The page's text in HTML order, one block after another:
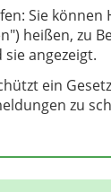
Sie können
heißen, zu
angezeigt.
ein
zu